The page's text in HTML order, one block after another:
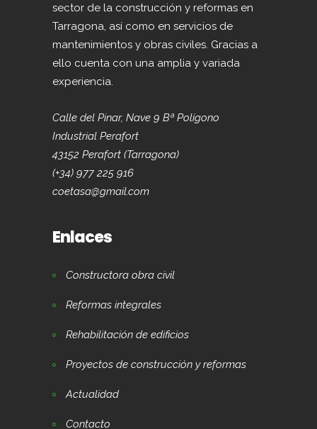
sector de la construcción y reformas en
Tarragona, así como en servicios de
mantenimientos y obras civiles. Gracias a
ello cuenta con una amplia y variada
experiencia.
Calle del Pinar, Nave 9 Bª Polígono
Industrial Perafort
43152 Perafort (Tarragona)
(+34) 977 225 916
coetasa@gmail.com
Enlaces
Constructora obra civil
Reformas integrales
Rehabilitación de edificios
Proyectos de construcción y reformas
Actualidad
Contacto